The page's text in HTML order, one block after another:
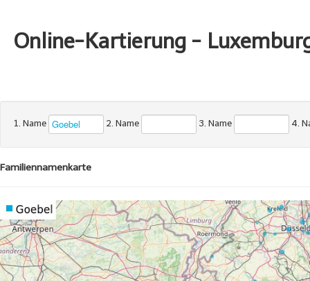
Online-Kartierung -
1. Name 2. Name 3. Name 4.
Familiennamenkarte